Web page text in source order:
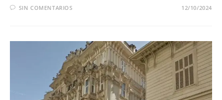
SIN COMENTARIOS 12/10/2024